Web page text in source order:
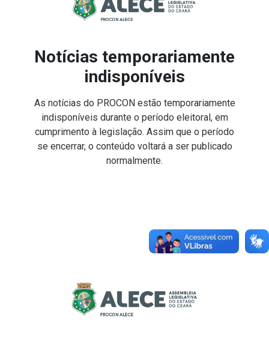
Notícias temporariamente
indisponíveis
As notícias do PROCON estão temporariamente
indisponíveis durante o período eleitoral, em
cumprimento à legislação. Assim que o período
se encerrar, o conteúdo voltará a ser publicado
normalmente.